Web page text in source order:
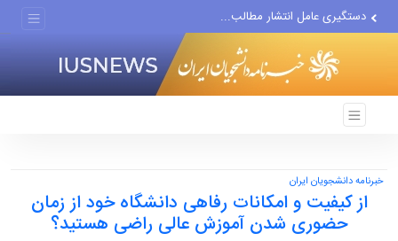
دستگیری عامل انتشار مطالب...
ضربه مغزی بیش از ۷۰۰ نظامی...
خبرنامه دانشجویان ایران
از کیفیت و امکانات رفاهی دانشگاه خود از زمان
حضوری شدن آموزش عالی راضی هستید؟